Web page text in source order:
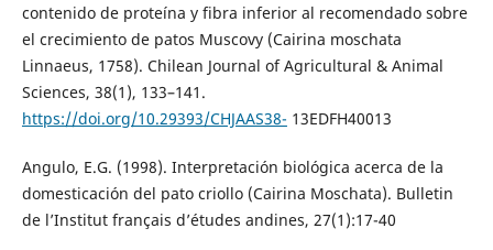
contenido de proteína y fibra inferior al recomendado sobre
el crecimiento de patos Muscovy (Cairina moschata
Linnaeus, 1758). Chilean Journal of Agricultural & Animal
Sciences, 38(1), 133–141.
https://doi.org/10.29393/CHJAAS38- 13EDFH40013
Angulo, E.G. (1998). Interpretación biológica acerca de la
domesticación del pato criollo (Cairina Moschata). Bulletin
de l’Institut français d’études andines, 27(1):17-40